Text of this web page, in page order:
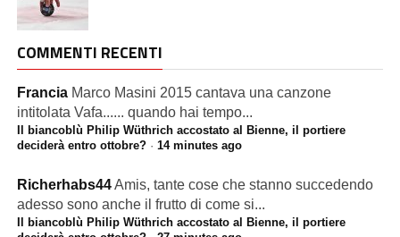
COMMENTI RECENTI
Francia Marco Masini 2015 cantava una canzone
intitolata Vafa...... quando hai tempo...
Il biancoblù Philip Wüthrich accostato al Bienne, il portiere
deciderà entro ottobre?· 14 minutes ago
Richerhabs44Amis, tante cose che stanno succedendo
adesso sono anche il frutto di come si...
Il biancoblù Philip Wüthrich accostato al Bienne, il portiere